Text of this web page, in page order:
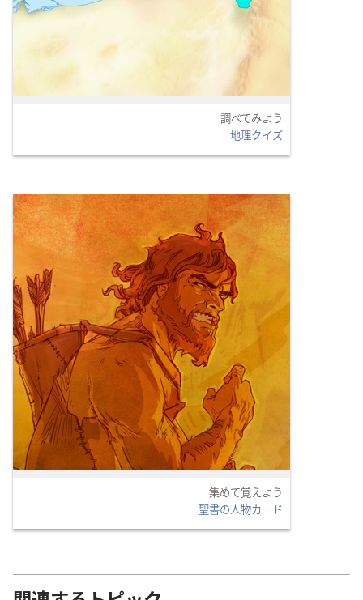
調べてみよう
地理クイズ
集めて覚えよう
聖書の人物カード